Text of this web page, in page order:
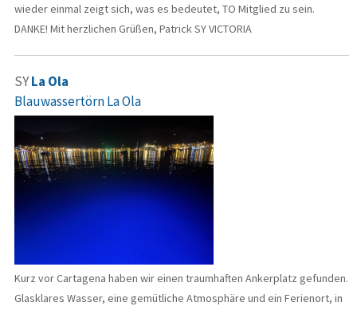
wieder einmal zeigt sich, was es bedeutet, TO Mitglied zu sein.
DANKE! Mit herzlichen Grüßen, Patrick SY VICTORIA
SYLa Ola
Blauwassertörn La Ola
Kurz vor Cartagena haben wir einen traumhaften Ankerplatz gefunden.
Glasklares Wasser, eine gemütliche Atmosphäre und ein Ferienort, in